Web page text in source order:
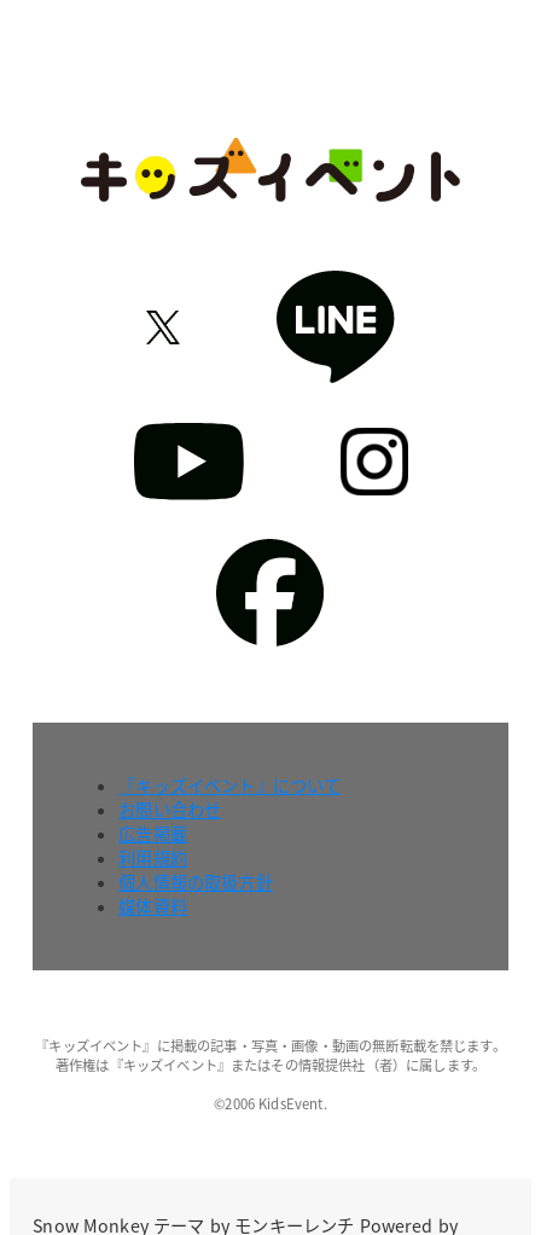
『キッズイベント』について
お問い合わせ
広告掲載
利用規約
個人情報の取扱方針
媒体資料
『キッズイベント』に掲載の記事・写真・画像・動画の無断転載を禁じます。
著作権は『キッズイベント』またはその情報提供社（者）に属します。
©2006 KidsEvent.
Snow Monkeyテーマ by モンキーレンチ Powered by